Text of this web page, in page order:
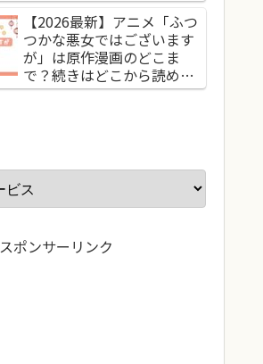
【2026最新】アニメ「ふつ
つかな悪女ではございます
が」は原作漫画のどこま
で？続きはどこから読めば
いい？
スポンサーリンク